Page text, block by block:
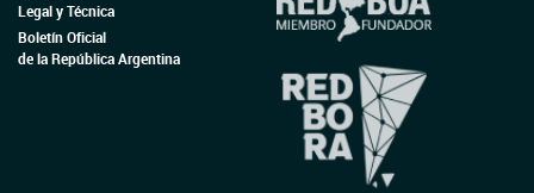
Legal y Técnica
Boletín Oficial
de la República Argentina